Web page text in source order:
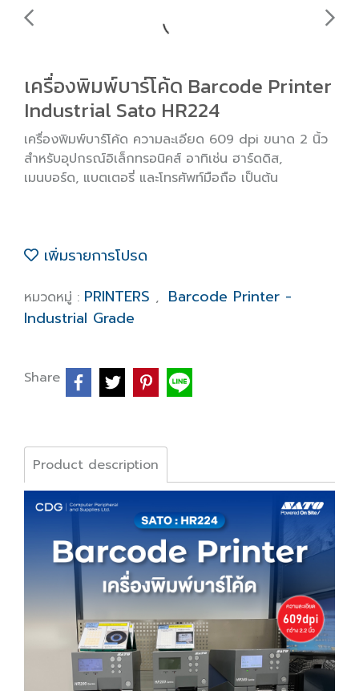
เครื่องพิมพ์บาร์โค้ด Barcode Printer
Industrial Sato HR224
เครื่องพิมพ์บาร์โค้ด ความละเอียด 609 dpi ขนาด 2 นิ้ว
สำหรับอุปกรณ์อิเล็กทรอนิคส์ อาทิเช่น ฮาร์ดดิส,
เมนบอร์ด, แบตเตอรี่ และโทรศัพท์มือถือ เป็นต้น
เพิ่มรายการโปรด
หมวดหมู่ : PRINTERS , Barcode Printer -
Industrial Grade
Share
Product description